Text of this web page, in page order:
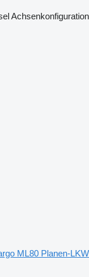
Achsenkonfiguration
ML80 Planen-LKW